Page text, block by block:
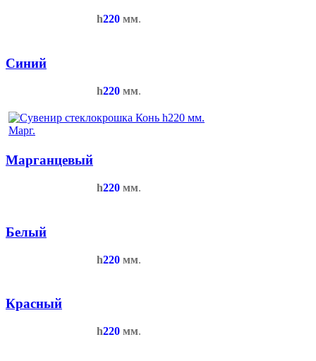
h220мм.
Синий
h220мм.
Марганцевый
h220мм.
Белый
h220мм.
Красный
h220мм.